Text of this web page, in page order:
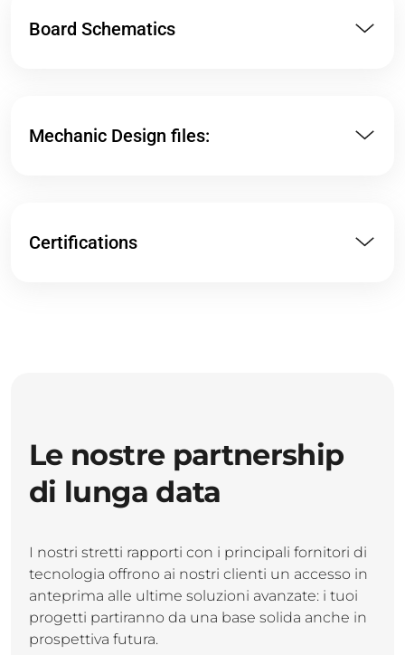
Board Schematics
Mechanic Design files:
Certifications
Le nostre partnership
di lunga data
I nostri stretti rapporti con i principali fornitori di
tecnologia offrono ai nostri clienti un accesso in
anteprima alle ultime soluzioni avanzate: i tuoi
progetti partiranno da una base solida anche in
prospettiva futura.